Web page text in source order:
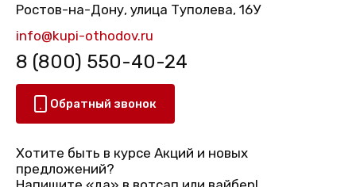
Ростов-на-Дону, улица Туполева, 16У
info@kupi-othodov.ru
8 (800) 550-40-24
Обратный звонок
Хотите быть в курсе Акций и новых
предложений?